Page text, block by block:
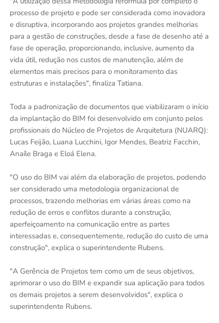
processo de projeto e pode ser considerada como inovadora
e disruptiva, incorporando aos projetos grandes melhorias
para a gestão de construções, desde a fase de desenho até a
fase de operação, proporcionando, inclusive, aumento da
vida útil, redução nos custos de manutenção, além de
elementos mais precisos para o monitoramento das
estruturas e instalações", finaliza Tatiana.
Toda a padronização de documentos que viabilizaram o início
da implantação do BIM foi desenvolvido em conjunto pelos
profissionais do Núcleo de Projetos de Arquitetura (NUARQ):
Lucas Feijão, Luana Lucchini, Igor Mendes, Beatriz Facchin,
Anaíle Braga e Eloá Elena.
"O uso do BIM vai além da elaboração de projetos, podendo
ser considerado uma metodologia organizacional de
processos, trazendo melhorias em várias áreas como na
redução de erros e conflitos durante a construção,
aperfeiçoamento na comunicação entre as partes
interessadas e, consequentemente, redução do custo de uma
construção", explica o superintendente Rubens.
"A Gerência de Projetos tem como um de seus objetivos,
aprimorar o uso do BIM e expandir sua aplicação para todos
os demais projetos a serem desenvolvidos", explica o
superintendente Rubens.